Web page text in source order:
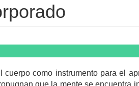
cuerpo como instrumento para el
que la mente se